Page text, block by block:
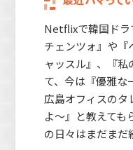
Netflixで韓国ドラ
チェンツォ』や『
ャッスル』、『私
て、今は『優雅な
広島オフィスのタ
よ～』と教えても
の日々はまだま